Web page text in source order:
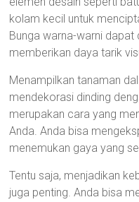
kolam kecil untuk
Bunga warna-warni
memberikan daya tarik
Menampilkan tanaman
mendekorasi dinding
merupakan cara yang
Anda. Anda bisa
menemukan gaya yang
Tentu saja, menjadikan
juga penting. Anda bisa